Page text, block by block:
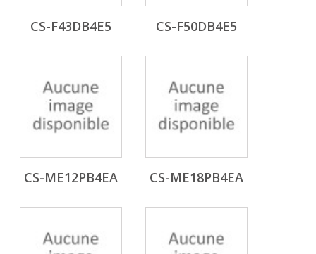
CS-F43DB4E5 CS-F50DB4E5
CS-ME12PB4EA CS-ME18PB4EA